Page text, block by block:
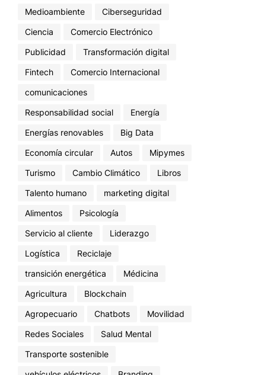
Medioambiente
Ciberseguridad
Ciencia
Comercio Electrónico
Publicidad
Transformación digital
Fintech
Comercio Internacional
comunicaciones
Responsabilidad social
Energía
Energías renovables
Big Data
Economía circular
Autos
Mipymes
Turismo
Cambio Climático
Libros
Talento humano
marketing digital
Alimentos
Psicología
Servicio al cliente
Liderazgo
Logística
Reciclaje
transición energética
Médicina
Agricultura
Blockchain
Agropecuario
Chatbots
Movilidad
Redes Sociales
Salud Mental
Transporte sostenible